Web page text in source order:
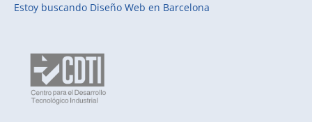
Estoy buscando Diseño Web en Barcelona